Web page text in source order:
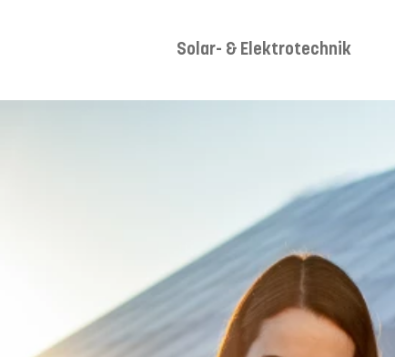
Solar- & Elektrotechnik